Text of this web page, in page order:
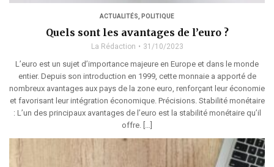
ACTUALITÉS, POLITIQUE
Quels sont les avantages de l’euro ?
La Rédaction 31/10/2023
L’euro est un sujet d’importance majeure en Europe et dans le monde
entier. Depuis son introduction en 1999, cette monnaie a apporté de
nombreux avantages aux pays de la zone euro, renforçant leur économie
et favorisant leur intégration économique. Précisions. Stabilité monétaire
: L’un des principaux avantages de l’euro est la stabilité monétaire qu’il
offre. […]